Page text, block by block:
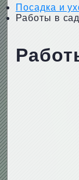
Посадка и
Работы в